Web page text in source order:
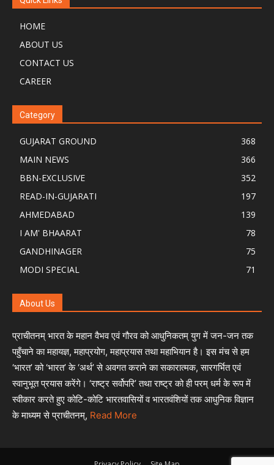
HOME
ABOUT US
CONTACT US
CAREER
Category
GUJARAT GROUND
368
MAIN NEWS
366
BBN-EXCLUSIVE
352
READ-IN-GUJARATI
197
AHMEDABAD
139
I AM' BHAARAT
78
GANDHINAGER
75
MODI SPECIAL
71
About Us
प्राचीतनम् भारत के महान वैभव एवं गौरव को आधुनिकतम् युग में जन-जन तक
पहुँचाने का महायज्ञ, महाप्रयोग, महाप्रयास तथा महाभियान है। इस मंच से हम
‘भारत’ को ‘भारत’ के ‘अर्थ’ से अवगत कराने का सकारात्मक, सारगर्भित एवं
स्वानुभूत प्रयास करेंगे। ‘राष्ट्र सर्वोपरि’ तथा राष्ट्र को ही परम् धर्म के रूप में
स्वीकार करते हुए कोटि-कोटि भारतवासियों व भारतवंशियों तक आधुनिक विज्ञान
के माध्यम से प्राचीतनम्, Read More